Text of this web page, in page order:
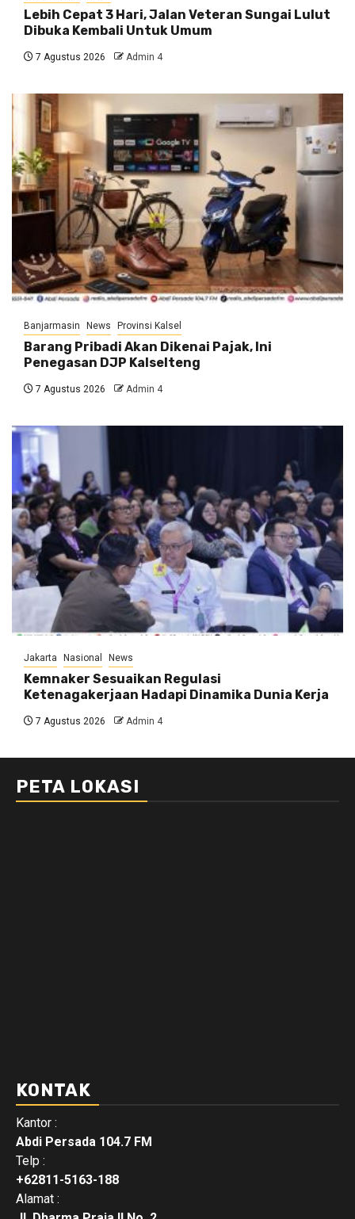
Lebih Cepat 3 Hari, Jalan Veteran Sungai Lulut
Dibuka Kembali Untuk Umum
7 Agustus 2026 Admin 4
Banjarmasin News Provinsi Kalsel
Barang Pribadi Akan Dikenai Pajak, Ini
Penegasan DJP Kalselteng
7 Agustus 2026 Admin 4
Jakarta Nasional News
Kemnaker Sesuaikan Regulasi
Ketenagakerjaan Hadapi Dinamika Dunia Kerja
7 Agustus 2026 Admin 4
PETA LOKASI
KONTAK
Kantor :
Abdi Persada 104.7 FM
Telp :
+62811-5163-188
Alamat :